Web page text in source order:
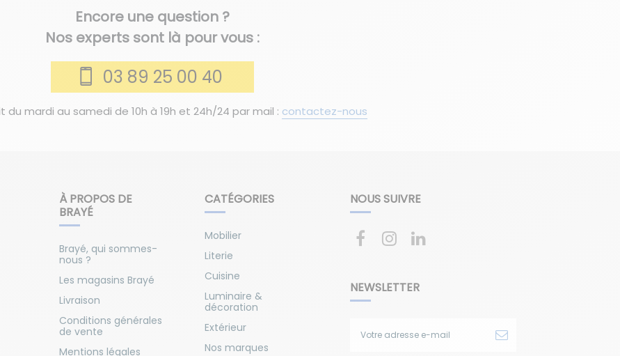
Encore une question ?
Nos experts sont là pour vous :
03 89 25 00 40
du mardi au samedi de 10h à 19h et 24h/24 par mail : contactez-nous
À PROPOS DE
BRAYÉ
Brayé, qui sommes-
nous ?
Les magasins Brayé
Livraison
Conditions générales
de vente
Mentions légales
CATÉGORIES
Mobilier
Literie
Cuisine
Luminaire &
décoration
Extérieur
Nos marques
NOUS SUIVRE
NEWSLETTER